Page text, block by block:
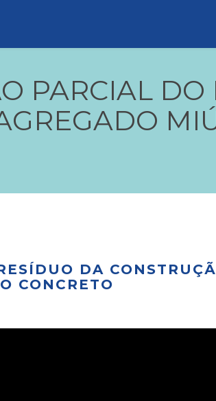
PARCIAL DO
DA
CONCRETO